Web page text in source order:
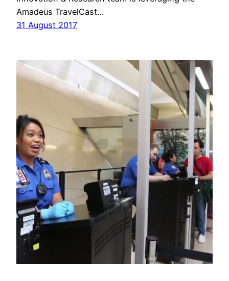
Amadeus TravelCast…
31 August 2017